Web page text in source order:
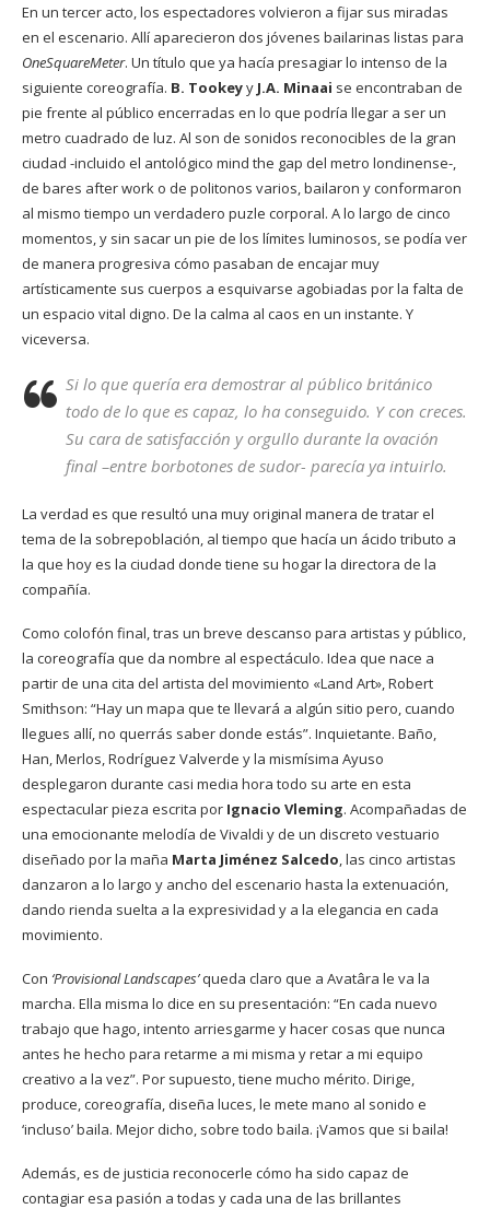
En un tercer acto, los espectadores volvieron a fijar sus miradas
en el escenario. Allí aparecieron dos jóvenes bailarinas listas para
OneSquareMeter. Un título que ya hacía presagiar lo intenso de la
siguiente coreografía. B. Tookeyy J.A. Minaai se encontraban de
pie frente al público encerradas en lo que podría llegar a ser un
metro cuadrado de luz. Al son de sonidos reconocibles de la gran
ciudad -incluido el antológico mind the gap del metro londinense-,
de bares after work o de politonos varios, bailaron y conformaron
al mismo tiempo un verdadero puzle corporal. A lo largo de cinco
momentos, y sin sacar un pie de los límites luminosos, se podía ver
de manera progresiva cómo pasaban de encajar muy
artísticamente sus cuerpos a esquivarse agobiadas por la falta de
un espacio vital digno. De la calma al caos en un instante. Y
viceversa.
Si lo que quería era demostrar al público británico
todo de lo que es capaz, lo ha conseguido. Y con creces.
Su cara de satisfacción y orgullo durante la ovación
final –entre borbotones de sudor- parecía ya intuirlo.
La verdad es que resultó una muy original manera de tratar el
tema de la sobrepoblación, al tiempo que hacía un ácido tributo a
la que hoy es la ciudad donde tiene su hogar la directora de la
compañía.
Como colofón final, tras un breve descanso para artistas y público,
la coreografía que da nombre al espectáculo. Idea que nace a
partir de una cita del artista del movimiento «Land Art», Robert
Smithson: “Hay un mapa que te llevará a algún sitio pero, cuando
llegues allí, no querrás saber donde estás”. Inquietante. Baño,
Han, Merlos, Rodríguez Valverde y la mismísima Ayuso
desplegaron durante casi media hora todo su arte en esta
espectacular pieza escrita por Ignacio Vleming. Acompañadas de
una emocionante melodía de Vivaldi y de un discreto vestuario
diseñado por la maña Marta Jiménez Salcedo, las cinco artistas
danzaron a lo largo y ancho del escenario hasta la extenuación,
dando rienda suelta a la expresividad y a la elegancia en cada
movimiento.
Con ‘Provisional Landscapes’queda claro que a Avatâra le va la
marcha. Ella misma lo dice en su presentación: “En cada nuevo
trabajo que hago, intento arriesgarme y hacer cosas que nunca
antes he hecho para retarme a mi misma y retar a mi equipo
creativo a la vez”. Por supuesto, tiene mucho mérito. Dirige,
produce, coreografía, diseña luces, le mete mano al sonido e
‘incluso’ baila. Mejor dicho, sobre todo baila. ¡Vamos que si baila!
Además, es de justicia reconocerle cómo ha sido capaz de
contagiar esa pasión a todas y cada una de las brillantes